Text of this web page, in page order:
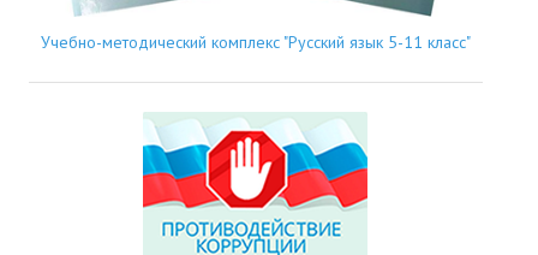
Учебно-методический комплекс "Русский язык 5-11 класс"